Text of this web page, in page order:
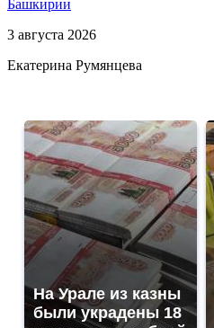
Башкирии
3 августа 2026
Екатерина Румянцева
На Урале из казны
были украдены 18